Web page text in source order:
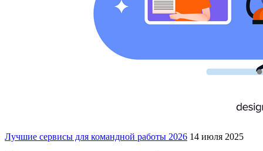
Лучшие сервисы для командной работы 2026 14 июля 2025